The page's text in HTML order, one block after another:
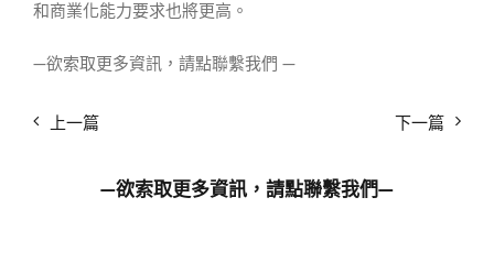
和商業化能力要求也將更高。
—欲索取更多資訊，請點聯繫我們 —
上一篇 下一篇
—欲索取更多資訊，請點聯繫我們—